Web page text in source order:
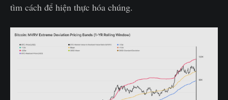
tìm cách để hiện thực hóa chúng.